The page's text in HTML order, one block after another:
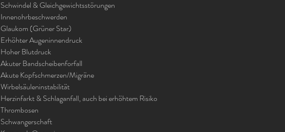
Schwindel & Gleichgewichtsstörungen
Innenohrbeschwerden
Glaukom (Grüner Star)
Erhöhter Augeninnendruck
Hoher Blutdruck
Akuter Bandscheibenforfall
Akute Kopfschmerzen/Migräne
Wirbelsäuleninstabilität
Herzinfarkt & Schlaganfall, auch bei erhöhtem Risiko
Thrombosen
Schwangerschaft